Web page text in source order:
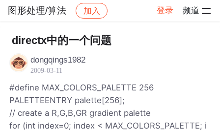
图形处理/算法 加入 登录 频道
社区 图形处理/算法 帖子详情
directx中的一个问题
dongqings1982
2009-03-11
#define MAX_COLORS_PALETTE 256
PALETTEENTRY palette[256];
// create a R,G,B,GR gradient palette
for (int index=0; index < MAX_COLORS_PALETTE; i